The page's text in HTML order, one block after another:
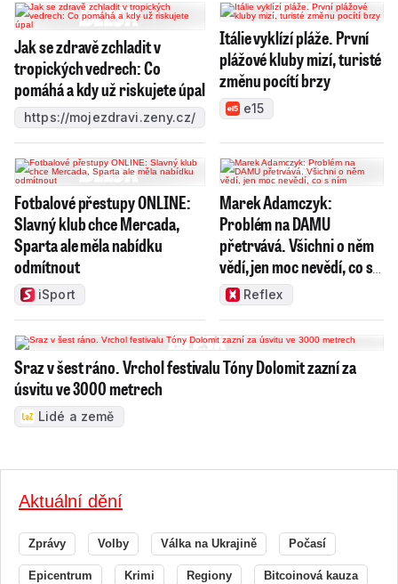
Jak se zdravě zchladit v
tropických vedrech: Co
pomáhá a kdy už riskujete úpal
https://mojezdravi.zeny.cz/
Itálie vyklízí pláže. První
plážové kluby mizí, turisté
změnu pocítí brzy
e15
Fotbalové přestupy ONLINE:
Slavný klub chce Mercada,
Sparta ale měla nabídku
odmítnout
iSport
Marek Adamczyk:
Problém na DAMU
přetrvává. Všichni o něm
vědí, jen moc nevědí, co s
nímReflex
Sraz v šest ráno. Vrchol festivalu Tóny Dolomit zazní za
úsvitu ve 3000 metrech
Lidé a země
Aktuální dění
Zprávy Volby Válka na Ukrajině Počasí
Epicentrum Krimi Regiony Bitcoinová kauza